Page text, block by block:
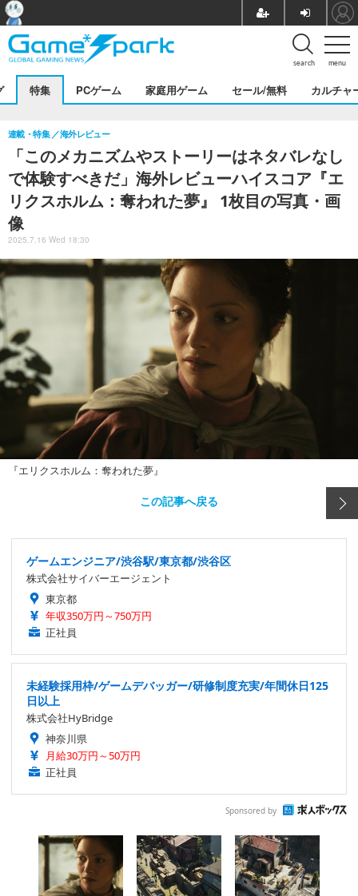
menu
search
特集 PCゲーム 家庭用ゲーム セール/無料 カルチャ
「このメカニズムやストーリーはネタバレなし
で体験すべきだ」海外レビューハイスコア『エ
リクスホルム：奪われた夢』 1枚目の写真・画
像
連載・特集 海外レビュー
2025.7.16 Wed 18:30
『エリクスホルム：奪われた夢』
この記事へ戻る
ゲームエンジニア/渋谷駅/東京都/渋谷区
株式会社サイバーエージェント
東京都
年収350万円～750万円
正社員
未経験採用枠/ゲームデバッガー/研修制度充実/年間休日125
日以上
株式会社HyBridge
神奈川県
月給30万円～50万円
正社員
Sponsored by